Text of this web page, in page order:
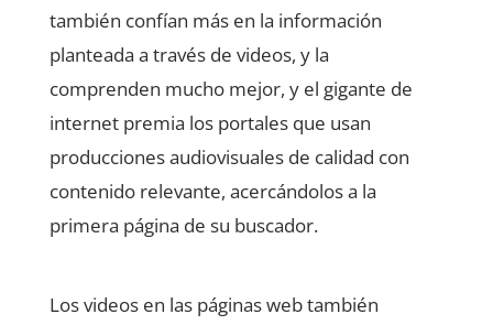
también confían más en la información
planteada a través de videos, y la
comprenden mucho mejor, y el gigante de
internet premia los portales que usan
producciones audiovisuales de calidad con
contenido relevante, acercándolos a la
primera página de su buscador.
Los videos en las páginas web también